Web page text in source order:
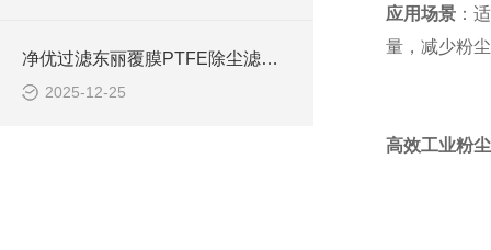
净优过滤东丽覆膜PTFE除尘滤筒 规格齐全
2025-12-25
应用场景：
量，减少粉
高效工业粉